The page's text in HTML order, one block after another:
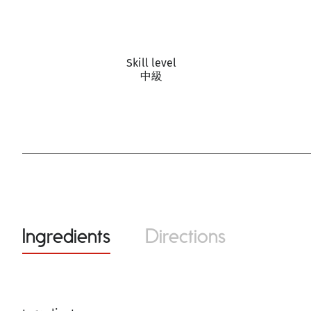
Skill level
中級
Ingredients Directions